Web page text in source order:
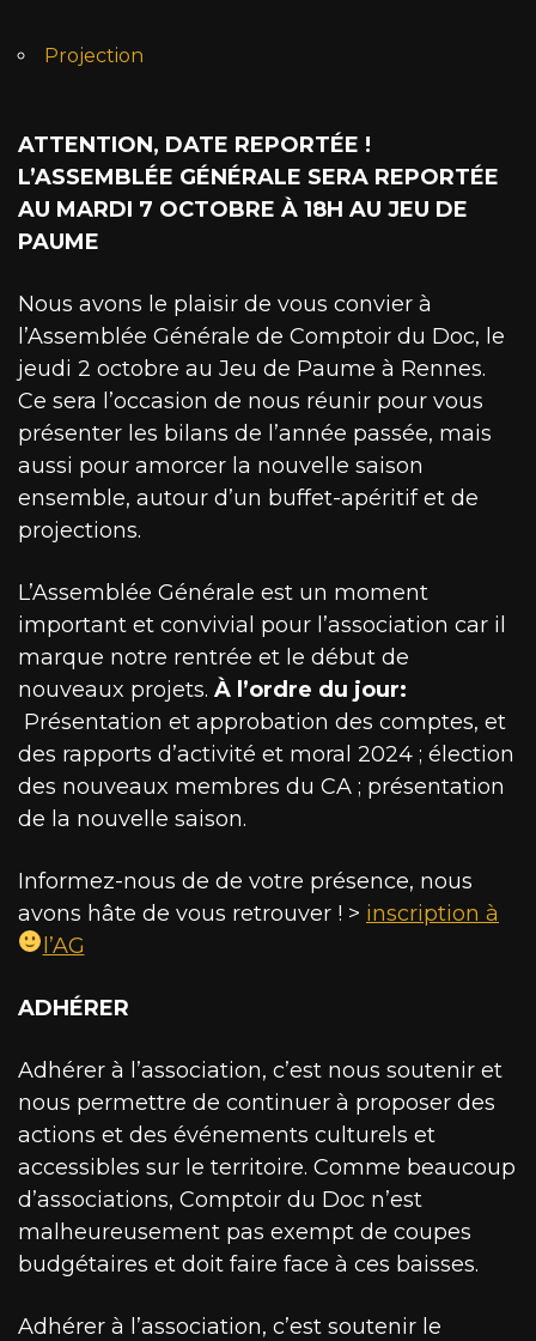
Projection
ATTENTION, DATE REPORTÉE !
L’ASSEMBLÉE GÉNÉRALE SERA REPORTÉE
AU MARDI 7 OCTOBRE À 18H AU JEU DE
PAUME
Nous avons le plaisir de vous convier à
l’Assemblée Générale de Comptoir du Doc, le
jeudi 2 octobre au Jeu de Paume à Rennes.
Ce sera l’occasion de nous réunir pour vous
présenter les bilans de l’année passée, mais
aussi pour amorcer la nouvelle saison
ensemble, autour d’un buffet-apéritif et de
projections.
L’Assemblée Générale est un moment
important et convivial pour l’association car il
marque notre rentrée et le début de
nouveaux projets. À l’ordre du jour:
Présentation et approbation des comptes, et
des rapports d’activité et moral 2024 ; élection
des nouveaux membres du CA ; présentation
de la nouvelle saison.
Informez-nous de de votre présence, nous
avons hâte de vous retrouver ! > inscription à
l’AG
ADHÉRER
Adhérer à l’association, c’est nous soutenir et
nous permettre de continuer à proposer des
actions et des événements culturels et
accessibles sur le territoire. Comme beaucoup
d’associations, Comptoir du Doc n’est
malheureusement pas exempt de coupes
budgétaires et doit faire face à ces baisses.
Adhérer à l’association, c’est soutenir le